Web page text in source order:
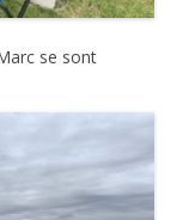
se sont